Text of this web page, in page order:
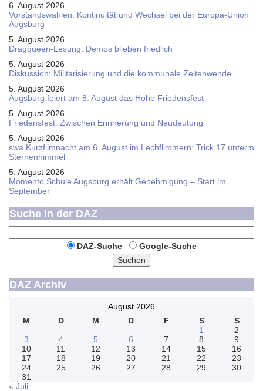
6. August 2026
Vorstandswahlen: Kontinuität und Wechsel bei der Europa-Union
Augsburg
5. August 2026
Dragqueen-Lesung: Demos blieben friedlich
5. August 2026
Diskussion: Mi­li­ta­ri­sie­rung und die kommunale Zeitenwende
5. August 2026
Augsburg feiert am 8. August das Hohe Friedensfest
5. August 2026
Friedensfest: Zwischen Erinnerung und Neudeutung
5. August 2026
swa Kurz­film­nacht am 6. August im Lech­flim­mern: Trick 17 unterm
Sternen­himmel
5. August 2026
Momento Schule Augsburg erhält Genehmigung – Start im
September
Suche in der DAZ
DAZ-Suche
Google-Suche
Suchen
DAZ Archiv
August 2026
M
D M D F S
S
1
2
3
4 5 6 7 8
9
10
11 12 13 14 15
16
17
18 19 20 21 22
23
24
25 26 27 28 29
30
31
« Juli